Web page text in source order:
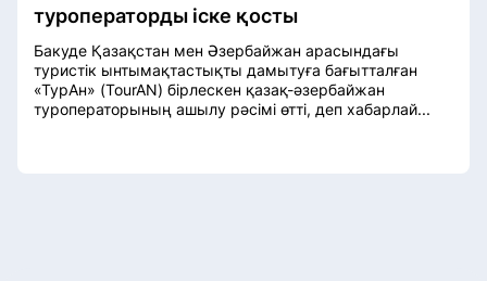
туроператорды іске қосты
Бакуде Қазақстан мен Әзербайжан арасындағы
туристік ынтымақтастықты дамытуға бағытталған
«ТурАн» (TourAN) бірлескен қазақ-әзербайжан
туроператорының ашылу рәсімі өтті, деп хабарлай...